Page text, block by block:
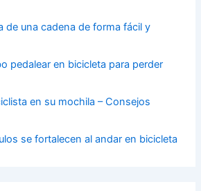
de una cadena de forma fácil y
pedalear en bicicleta para perder
en su mochila – Consejos
se fortalecen al andar en bicicleta